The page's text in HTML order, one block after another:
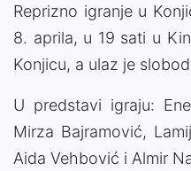
Reprizno igranje u
8. aprila, u 19 sati u
Konjicu, a ulaz je
U predstavi igraju:
Mirza Bajramović,
Aida Vehbović i Almir